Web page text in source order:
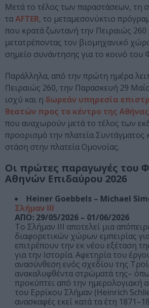
Μετά το τέλος των παραστάσεων, τη
ταΑFTER, το μεταμεσονύκτιο
που κρατά ζωντανή την Πειραιώς 260
μετατρέποντας τον βιομηχανικό
σημείο συνάντησης για το κοινό του
Παράλληλα, από την πρώτη ημέρα
Πειραιώς 260, την Παρασκευή 29
ισχύ και η δωρεάν υπηρεσία
θεατών προς το κέντρο της Αθήνας
που αναχωρούν μετά το τέλος των
προορισμό την πλατεία Συντάγματος
στάση στην πλατεία Ομονοίας.
Οι πρώτες παραγωγές του
Αθηνών Επιδαύρου 2026
Heiner Goebbels – Michael
Σλήμαν III
ΑΠΟ: 29/05/2026 – 01/06/2026
Το Σλήμαν III αποτελεί μια
διαφορετικών χώρων εμπειρίας
επιτρέπουν την εκ νέου εξέταση
για την Ιστορία. Αφετηρία του
ανασύνθεση ενός σχεδίου της
ανακαλυφθέντα στρώματά της–
προκύπτει από την ημερολογιακή
του Ερρίκου Σλήμαν (Heinrich
ανασκαφές εκεί κατά τα έτη